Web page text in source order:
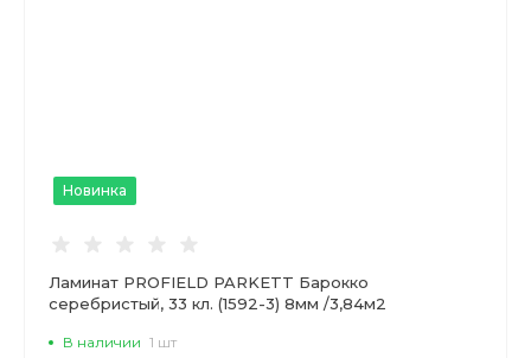
Новинка
Ламинат PROFIELD PARKETT Барокко
серебристый, 33 кл. (1592-3) 8мм /3,84м2
В наличии 1 шт